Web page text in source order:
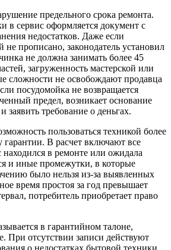
предельного срока ремонта.
в сервис оформляется документ с
недостатков. Даже если
не прописано, законодатель установил
не должна занимать более 45
загруженность мастерской или
сложности не освобождают продавца
посудомойка не возвращается
предел, возникает основание
заявить требование о деньгах.
пользоваться техникой более
В расчет включают все
находился в ремонте или ожидала
и иные промежутки, в которые
было нельзя из‑за выявленных
время простоя за год превышает
потребитель приобретает право
в гарантийном талоне,
При отсутствии записи действуют
о недостатках бытовой техники